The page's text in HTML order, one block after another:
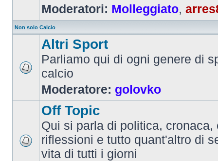
Moderatori: Molleggiato,
Non solo Calcio
Altri Sport
Parliamo qui di ogni genere di
calcio
Moderatore: golovko
Off Topic
Qui si parla di politica, cronaca,
riflessioni e tutto quant'altro di
vita di tutti i giorni